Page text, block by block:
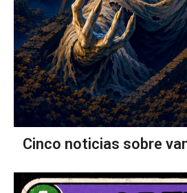
Cinco noticias sobre